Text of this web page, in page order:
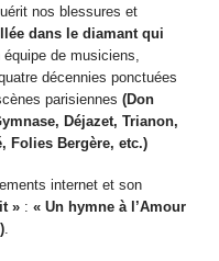
nos blessures et
dans le diamant qui
de musiciens,
décennies ponctuées
parisiennes(Don
Déjazet, Trianon,
Folies Bergère, etc.)
internet et son
» :« Un hymne à l’Amour
.